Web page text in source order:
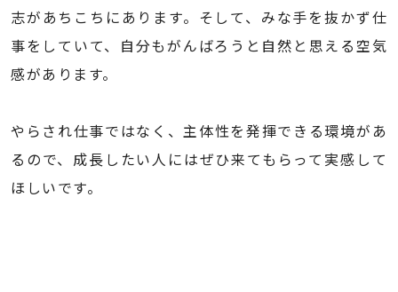
志があちこちにあります。そして、みな手を抜かず仕
事をしていて、自分もがんばろうと自然と思える空気
感があります。
やらされ仕事ではなく、主体性を発揮できる環境があ
るので、成長したい人にはぜひ来てもらって実感して
ほしいです。